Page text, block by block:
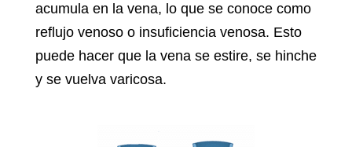
acumula en la vena, lo que se conoce como
reflujo venoso o insuficiencia venosa. Esto
puede hacer que la vena se estire, se hinche
y se vuelva varicosa.